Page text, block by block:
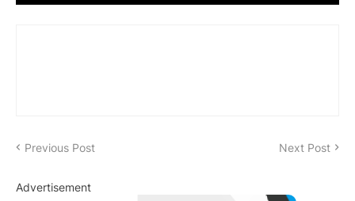
Previous Post Next Post
Advertisement